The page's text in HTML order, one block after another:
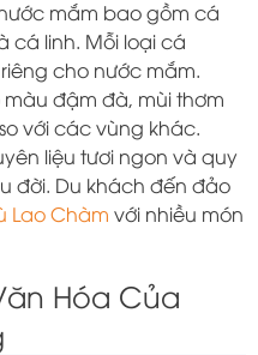
mắm bao gồm cá
cá linh. Mỗi loại cá
cho nước mắm.
đậm đà, mùi thơm
với các vùng khác.
liệu tươi ngon và quy
đời. Du khách đến đảo
Lao Chàm với nhiều món
Hóa Của